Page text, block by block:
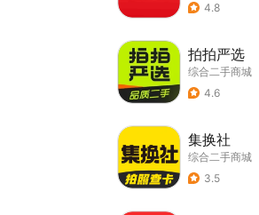
4.8
拍拍严选
综合二手商城
4.6
集换社
综合二手商城
3.5